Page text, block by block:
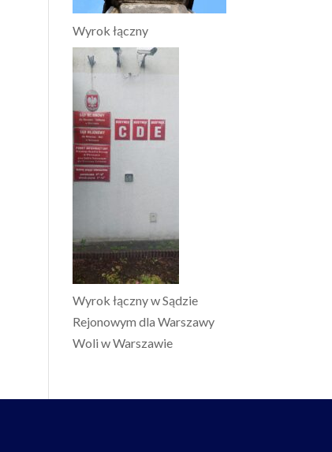
Wyrok łączny
Wyrok łączny w Sądzie
Rejonowym dla Warszawy
Woli w Warszawie